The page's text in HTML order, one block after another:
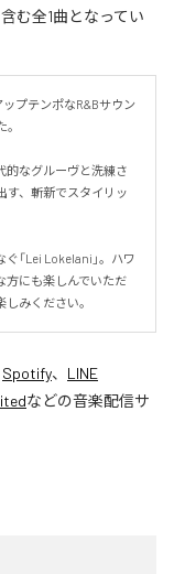
む全1曲となってい
ップテンポなR&Bサウン
的なグルーヴと洗練さ
す、斬新でスタイリッ
「Lei Lokelani」。ハワ
方にも楽しんでいただ
みください。
Spotify、 LINE
などの音楽配信サ